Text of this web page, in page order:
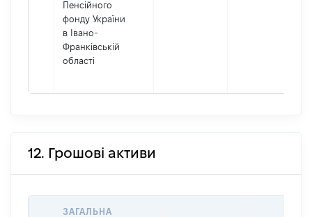
Пенсійного
фонду України
в Івано-
Франківській
області
12. Грошові активи
ЗАГАЛЬНА